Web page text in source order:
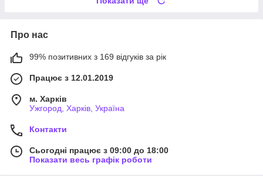
Про нас
99% позитивних з 169 відгуків за рік
Працює з 12.01.2019
м. Харків
Ужгород, Харків, Україна
Контакти
Сьогодні працює з 09:00 до 18:00
Показати весь графік роботи